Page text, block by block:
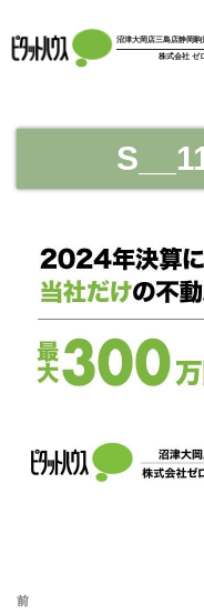
ン
テ
沼津大岡店三島店静岡駒
株式会社 ゼ
投
前
前